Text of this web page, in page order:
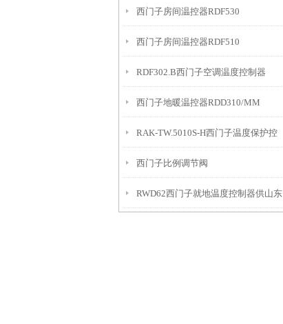
西门子房间温控器RDF530
西门子房间温控器RDF510
RDF302.B西门子空调温度控制器
西门子地暖温控器RDD310/MM
RAK-TW.5010S-H西门子温度保护控
制器
西门子比例调节阀
RWD62西门子就地温度控制器供山东